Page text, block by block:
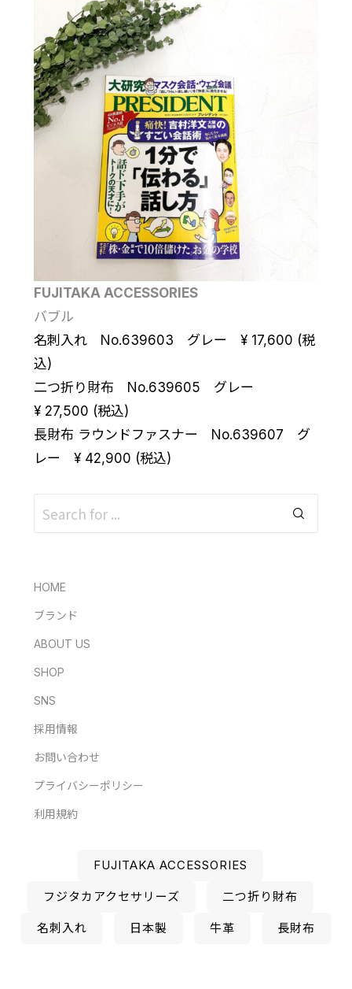
FUJITAKA ACCESSORIES
バブル
名刺入れ No.639603 グレー ¥ 17,600 (税
込)
二つ折り財布 No.639605 グレー
¥ 27,500 (税込)
長財布 ラウンドファスナー No.639607 グ
レー ¥ 42,900 (税込)
HOME
ブランド
ABOUT US
SHOP
SNS
採用情報
お問い合わせ
プライバシーポリシー
利用規約
FUJITAKA ACCESSORIES
フジタカアクセサリーズ 二つ折り財布
名刺入れ 日本製 牛革 長財布